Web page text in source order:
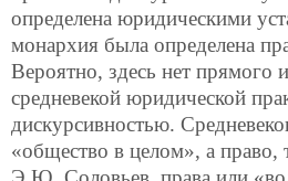
определена юридическими
монархия была определена
Вероятно, здесь нет
средневекой юридической
дискурсивностью.
«общество в целом», а право,